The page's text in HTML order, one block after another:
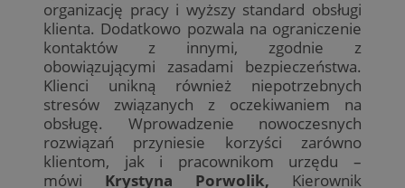
organizację pracy i wyższy standard obsługi
klienta. Dodatkowo pozwala na ograniczenie
kontaktów z innymi, zgodnie z
obowiązującymi zasadami bezpieczeństwa.
Klienci unikną również niepotrzebnych
stresów związanych z oczekiwaniem na
obsługę. Wprowadzenie nowoczesnych
rozwiązań przyniesie korzyści zarówno
klientom, jak i pracownikom urzędu –
mówi Krystyna Porwolik, Kierownik